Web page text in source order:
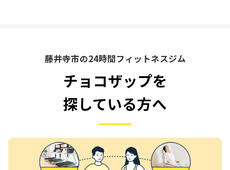
藤井寺市の24時間フィットネスジム
チョコザップを
探している方へ